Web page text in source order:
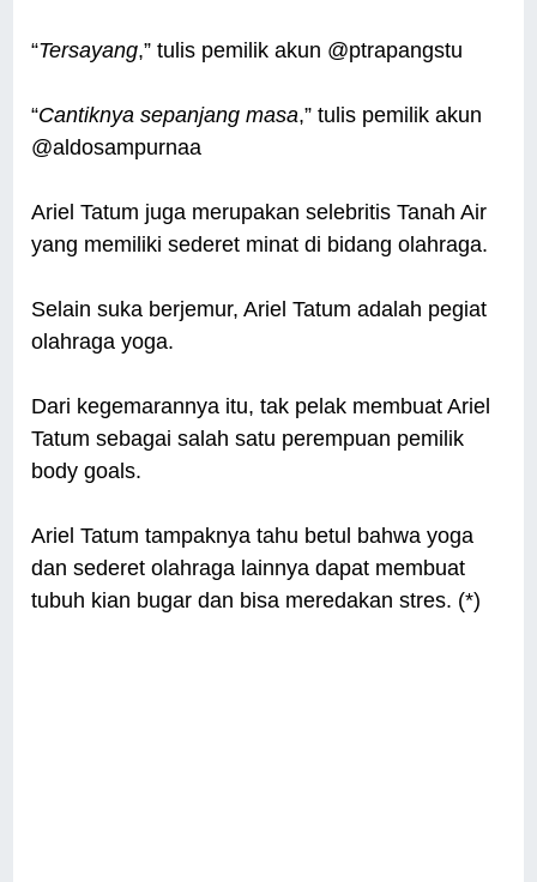
“Tersayang,” tulis pemilik akun @ptrapangstu
“Cantiknya sepanjang masa,” tulis pemilik akun
@aldosampurnaa
Ariel Tatum juga merupakan selebritis Tanah Air
yang memiliki sederet minat di bidang olahraga.
Selain suka berjemur, Ariel Tatum adalah pegiat
olahraga yoga.
Dari kegemarannya itu, tak pelak membuat Ariel
Tatum sebagai salah satu perempuan pemilik
body goals.
Ariel Tatum tampaknya tahu betul bahwa yoga
dan sederet olahraga lainnya dapat membuat
tubuh kian bugar dan bisa meredakan stres. (*)